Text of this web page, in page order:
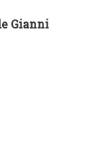
Gianni